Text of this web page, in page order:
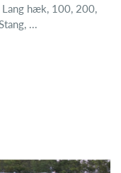
hæk, 100, 200,
...